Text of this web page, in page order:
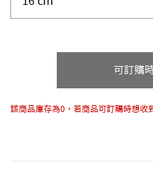
可訂購
該商品庫存為0，若商品可訂購時想收